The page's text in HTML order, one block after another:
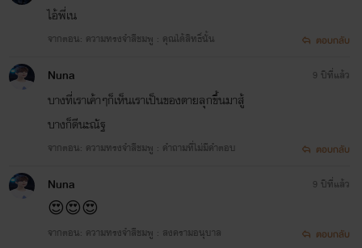
www.mebmarket.com
อย่างไนท์ ที่โคจรมาเจอกันจากประเพณีบ้าบอ
แตกของทั้งสองคณะที่กี่รุ่นต่อกี่รุ่นที่ต้องดองกัน
มาดูว่าใครจะได้เป็นเขยหรือสะใภ้ของคณะสอ
เท่าเอาไอ่เตี้ยมาเป็นเมียแล้ว""เตี้ยตัดเล็บให้
อะไรดีกูถึงต้องรักมึงว่ะ" นิว : 'ถาปัตย์ปี 1 "มึงคิ
เชื่อก็ลองดูดิ"
ไอ้พี่เน
จากตอน: ความทรงจำสีชมพู : คุณได้สิทธิ์นั้น ตอบกลับ
Nuna
บางที่เราเค้าๆก็เห็นเราเป็นของตายลุกขึ้นมาสู้
บางก็ดีนะณัฐ
จากตอน: ความทรงจำสีชมพู : คำถามที่ไม่มีคำตอบ
9 ปีที่แล้ว
ตอบกลับ
Nuna
😍😍😍
จากตอน: ความทรงจำสีชมพู : สงครามอนุบาล
9 ปีที่แล้ว
ตอบกลับ